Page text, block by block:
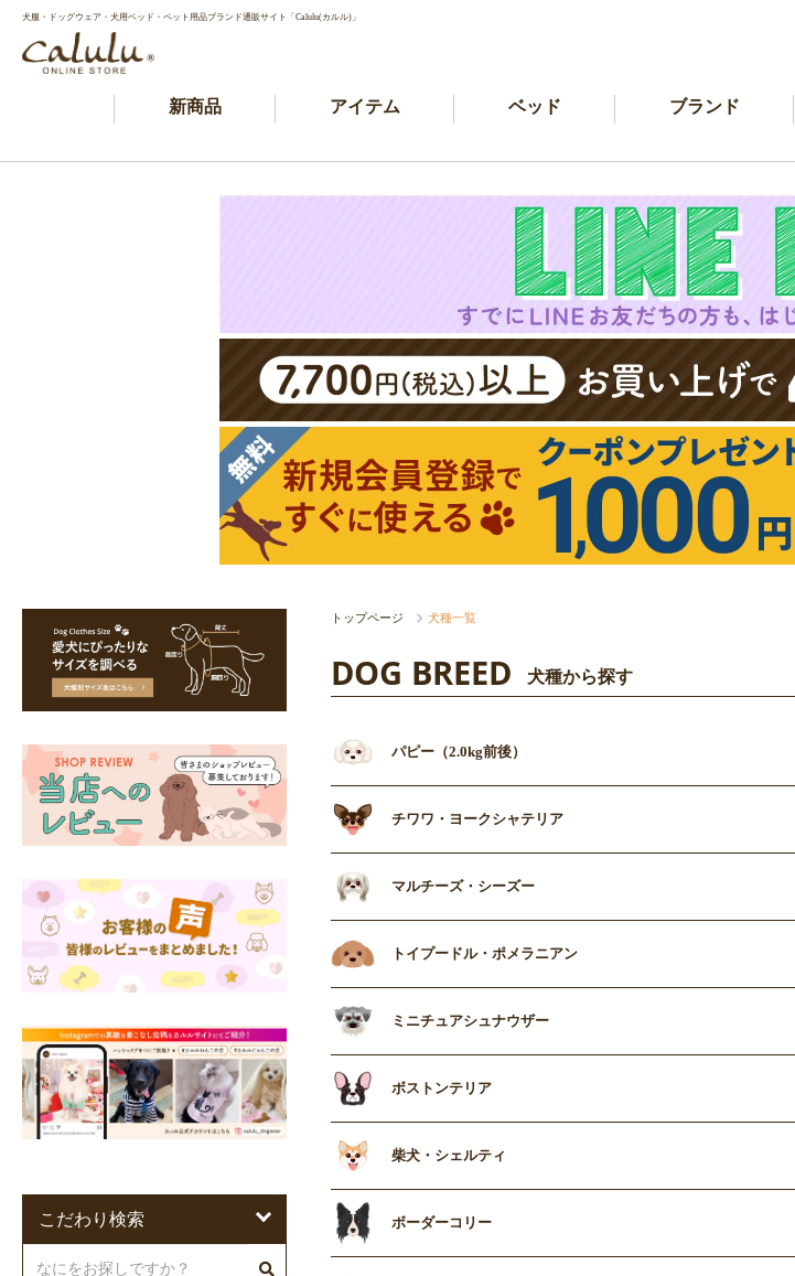
犬服・ドッグウェア・犬用ベッド・ペット用品ブランド通販サイト「Calulu(カルル)」
新商品 アイテム ベッド ブランド
トップページ 犬種一覧
DOG BREED 犬種から探す
パピー（2.0kg前後）
チワワ・ヨークシャテリア
マルチーズ・シーズー
トイプードル・ポメラニアン
ミニチュアシュナウザー
ボストンテリア
柴犬・シェルティ
ボーダーコリー
こだわり検索